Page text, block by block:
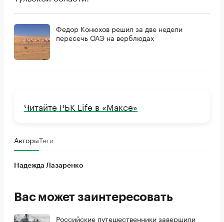
Федор Конюхов решил за две недели
пересечь ОАЭ на верблюдах
Читайте РБК Life в «Максе»
АвторыТеги
Надежда Лазаренко
Вас может заинтересовать
Российские путешественники завершили